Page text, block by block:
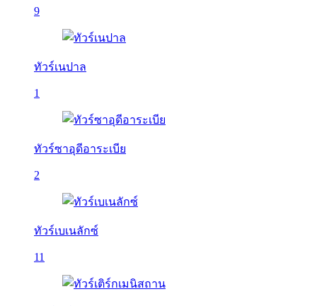
9
ทัวร์เนปาล
1
ทัวร์ซาอุดีอาระเบีย
2
ทัวร์เบเนลักซ์
11